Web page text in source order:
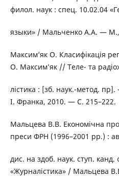
филол. наук : спец. 10.02.04
языки» / Мальченко А.А. —
Максим’як О. Класифікація
О. Максим’як // Теле- та
лістика : [зб. наук.-метод.
І. Франка, 2010. — С. 215–222.
Мальцева В.В. Економічна
преси ФРН (1996–2001 рр.) :
дис. на здоб. наук. ступ. канд.
«Журналістика» / Мальцева